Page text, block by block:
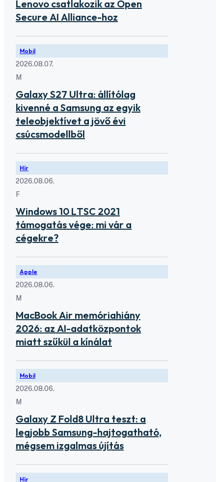
Lenovo csatlakozik az Open
Secure AI Alliance-hoz
Mobil
2026.08.07.
M
Galaxy S27 Ultra: állítólag
kivenné a Samsung az egyik
teleobjektívet a jövő évi
csúcsmodellből
Hír
2026.08.06.
F
Windows 10 LTSC 2021
támogatás vége: mi vár a
cégekre?
Apple
2026.08.06.
M
MacBook Air memóriahiány
2026: az AI-adatközpontok
miatt szűkül a kínálat
Mobil
2026.08.06.
M
Galaxy Z Fold8 Ultra teszt: a
legjobb Samsung-hajtogatható,
mégsem izgalmas újítás
Hír